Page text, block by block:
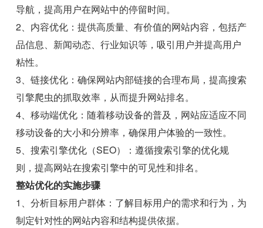
导航，提高用户在网站中的停留时间。
2、内容优化：提供高质量、有价值的网站内容，包括产
品信息、新闻动态、行业知识等，吸引用户并提高用户
粘性。
3、链接优化：确保网站内部链接的合理布局，提高搜索
引擎爬虫的抓取效率，从而提升网站排名。
4、移动端优化：随着移动设备的普及，网站应适应不同
移动设备的大小和分辨率，确保用户体验的一致性。
5、搜索引擎优化（SEO）：遵循搜索引擎的优化规
则，提高网站在搜索引擎中的可见性和排名。
整站优化的实施步骤
1、分析目标用户群体：了解目标用户的需求和行为，为
制定针对性的网站内容和结构提供依据。